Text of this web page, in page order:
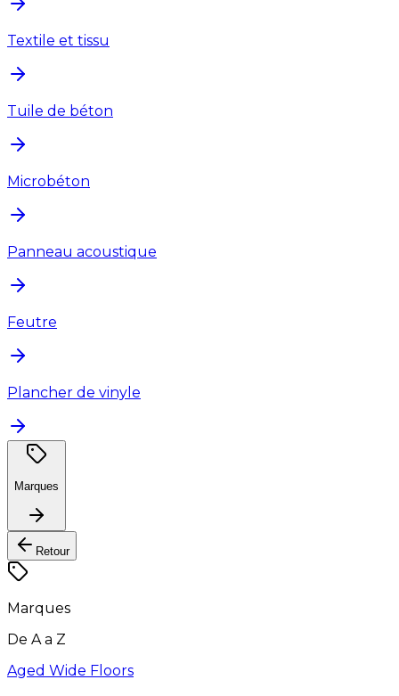
Textile et tissu
Tuile de béton
Microbéton
Panneau acoustique
Feutre
Plancher de vinyle
Marques
Retour
Marques
De A a Z
Aged Wide Floors